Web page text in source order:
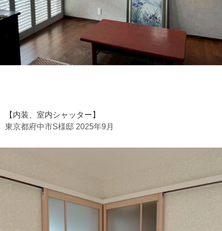
【内装、室内シャッター】
東京都府中市S様邸 2025年9月